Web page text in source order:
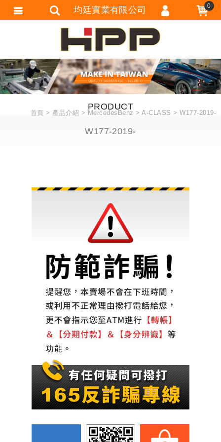
PRODUCT
首頁 產品介紹 MercedesBenz A-CLASS W177-2019-
W177-2019-
均廷實業有限公司 0
會員登入
會員註冊
忘記密碼
訂單查詢
追蹤清單
匯款通知